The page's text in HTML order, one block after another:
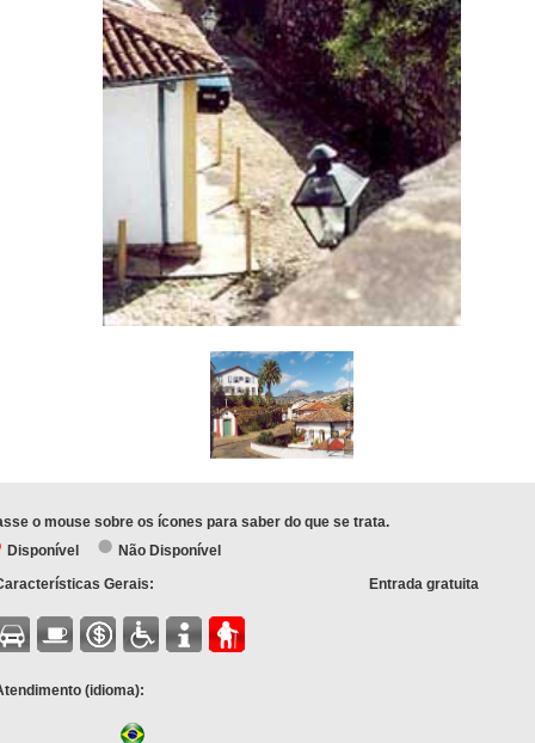
o mouse sobre os ícones para saber do que se trata.
Disponível
Não Disponível
Gerais:
(idioma):
Entrada gratuita